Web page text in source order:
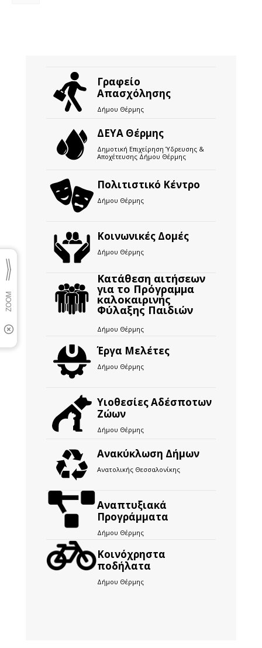
Γραφείο
Απασχόλησης
Δήμου Θέρμης
ΔΕΥΑ Θέρμης
Δημοτική Επιχείρηση Ύδρευσης &
Αποχέτευσης Δήμου Θέρμης
Πολιτιστικό Κέντρο
Δήμου Θέρμης
Κοινωνικές Δομές
Δήμου Θέρμης
Κατάθεση αιτήσεων
για το Πρόγραμμα
καλοκαιρινής
Φύλαξης Παιδιών
Δήμου Θέρμης
Έργα Μελέτες
Δήμου Θέρμης
Υιοθεσίες Αδέσποτων
Ζώων
Δήμου Θέρμης
Ανακύκλωση Δήμων
Ανατολικής Θεσσαλονίκης
Αναπτυξιακά
Προγράμματα
Δήμου Θέρμης
Kοινόχρηστα
ποδήλατα
Δήμου Θέρμης